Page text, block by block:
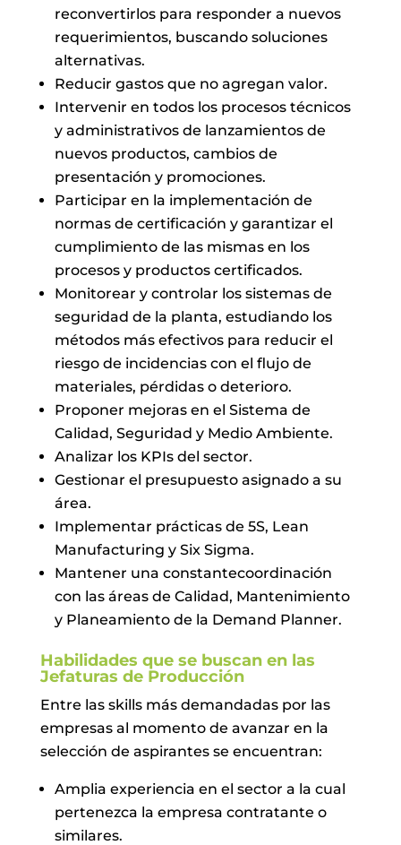
reconvertirlos para responder a nuevos
requerimientos, buscando soluciones
alternativas.
Reducir gastos que no agregan valor.
Intervenir en todos los procesos técnicos
y administrativos de lanzamientos de
nuevos productos, cambios de
presentación y promociones.
Participar en la implementación de
normas de certificación y garantizar el
cumplimiento de las mismas en los
procesos y productos certificados.
Monitorear y controlar los sistemas de
seguridad de la planta, estudiando los
métodos más efectivos para reducir el
riesgo de incidencias con el flujo de
materiales, pérdidas o deterioro.
Proponer mejoras en el Sistema de
Calidad, Seguridad y Medio Ambiente.
Analizar los KPIs del sector.
Gestionar el presupuesto asignado a su
área.
Implementar prácticas de 5S, Lean
Manufacturing y Six Sigma.
Mantener una constantecoordinación
con las áreas de Calidad, Mantenimiento
y Planeamiento de la Demand Planner.
Habilidades que se buscan en las
Jefaturas de Producción
Entre las skills más demandadas por las
empresas al momento de avanzar en la
selección de aspirantes se encuentran:
Amplia experiencia en el sector a la cual
pertenezca la empresa contratante o
similares.